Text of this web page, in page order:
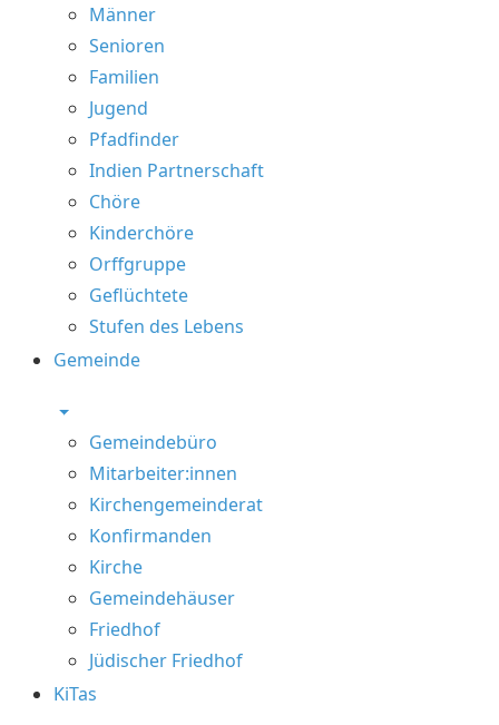
Männer
Senioren
Familien
Jugend
Pfadfinder
Indien Partnerschaft
Chöre
Kinderchöre
Orffgruppe
Geflüchtete
Stufen des Lebens
Gemeinde
Gemeindebüro
Mitarbeiter:innen
Kirchengemeinderat
Konfirmanden
Kirche
Gemeindehäuser
Friedhof
Jüdischer Friedhof
KiTas